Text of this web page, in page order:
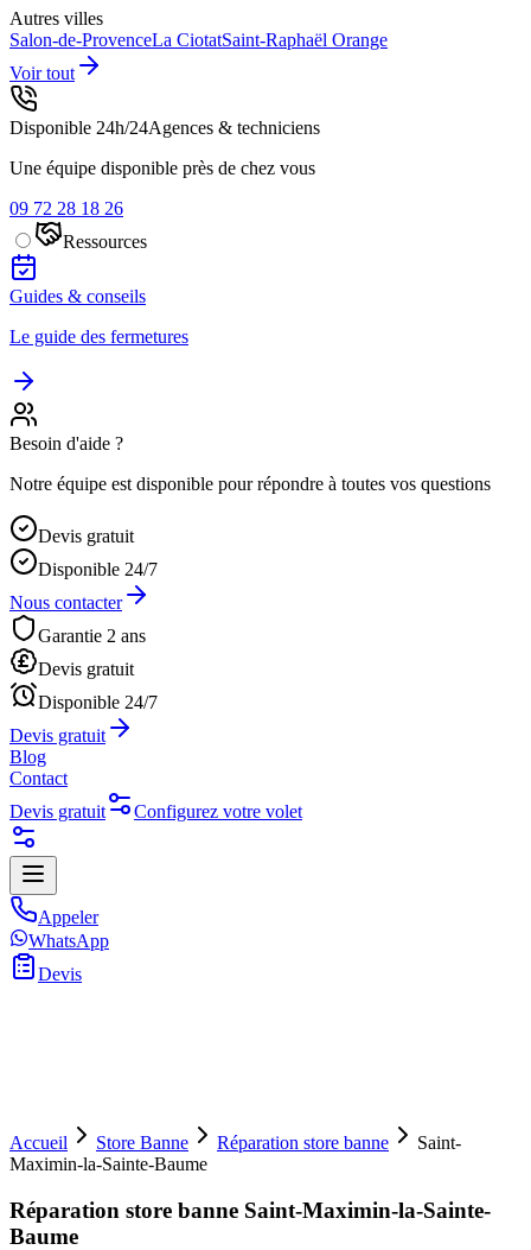
Autres villes
Salon-de-ProvenceLa CiotatSaint-Raphaël Orange
Voir tout
Disponible 24h/24Agences & techniciens
Une équipe disponible près de chez vous
09 72 28 18 26
Ressources
Guides & conseils
Le guide des fermetures
Besoin d'aide ?
Notre équipe est disponible pour répondre à toutes vos questions
Devis gratuit
Disponible 24/7
Nous contacter
Garantie 2 ans
Devis gratuit
Disponible 24/7
Devis gratuit
Blog
Contact
Devis gratuit
Configurez votre volet
Appeler
WhatsApp
Devis
Accueil Store Banne Réparation store banne
Saint-
Maximin-la-Sainte-Baume
Réparation store banne Saint-Maximin-la-Sainte-
Baume